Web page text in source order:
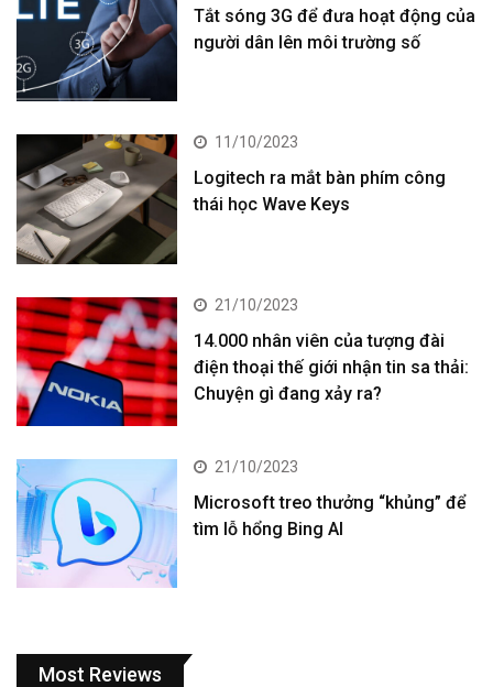
Tắt sóng 3G để đưa hoạt động của
người dân lên môi trường số
11/10/2023
Logitech ra mắt bàn phím công
thái học Wave Keys
21/10/2023
14.000 nhân viên của tượng đài
điện thoại thế giới nhận tin sa thải:
Chuyện gì đang xảy ra?
21/10/2023
Microsoft treo thưởng “khủng” để
tìm lỗ hổng Bing AI
Most Reviews